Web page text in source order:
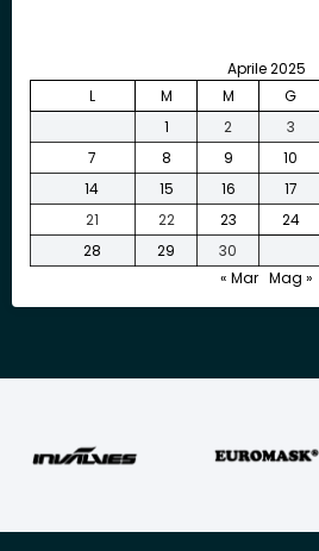
Aprile 2025
L
M M G
1
2 3
7
8 9 10
14
15 16 17
21
22 23 24
28
29
30
« Mar Mag »